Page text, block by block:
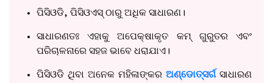
ପିସିଓଡି, ପିସିଓଏସ୍ ଠାରୁ ଅଧିକ ସାଧାରଣ।
ସାଧାରଣତଃ ଏହାକୁ ଅପେକ୍ଷାକୃତ କମ୍ ଗୁରୁତର ଏବଂ
ପରିଚାଳନାରେ ସହଜ ଭାବେ ଧରାଯାଏ।
ପିସିଓଡି ଥିବା ଅନେକ ମହିଳାଙ୍କର ଅଣ୍ଡୋତ୍ସର୍ଗସାଧାରଣ